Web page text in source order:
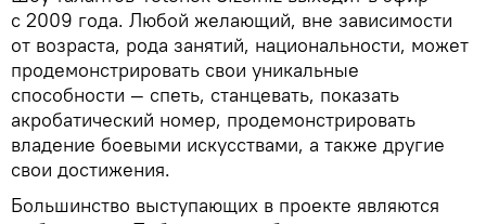
с 2009 года. Любой желающий, вне зависимости
от возраста, рода занятий, национальности, может
продемонстрировать свои уникальные
способности — спеть, станцевать, показать
акробатический номер, продемонстрировать
владение боевыми искусствами, а также другие
свои достижения.
Большинство выступающих в проекте являются